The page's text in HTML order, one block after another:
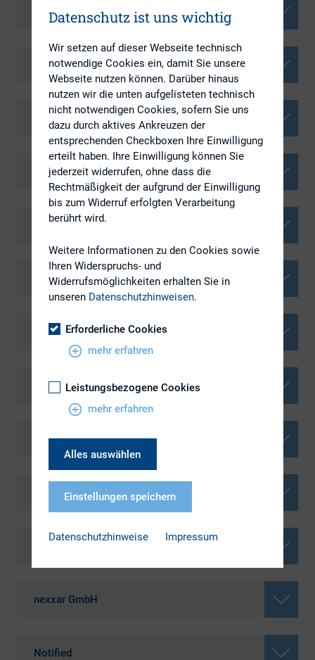
EQS Group GmbH
Extel Insights
Fairvue Partners Ltd
Georgeson
igroup Internetagentur
iron AG
KERN AG, Sprachendienste
Kirkow Consulting GmbH & Co KG
mms solutions gmbh
Montega AG
nexxar GmbH
Notified
Datenschutz ist uns wichtig
Wir setzen auf dieser Webseite technisch
notwendige Cookies ein, damit Sie unsere
Webseite nutzen können. Darüber hinaus
nutzen wir die unten aufgelisteten technisch
nicht notwendigen Cookies, sofern Sie uns
dazu durch aktives Ankreuzen der
entsprechenden Checkboxen Ihre Einwilligung
erteilt haben. Ihre Einwilligung können Sie
jederzeit widerrufen, ohne dass die
Rechtmäßigkeit der aufgrund der Einwilligung
bis zum Widerruf erfolgten Verarbeitung
berührt wird.
Weitere Informationen zu den Cookies sowie
Ihren Widerspruchs- und
Widerrufsmöglichkeiten erhalten Sie in
unseren Datenschutzhinweisen.
Erforderliche Cookies
mehr erfahren
Leistungsbezogene Cookies
mehr erfahren
Alles auswählen
Einstellungen speichern
Datenschutzhinweise Impressum